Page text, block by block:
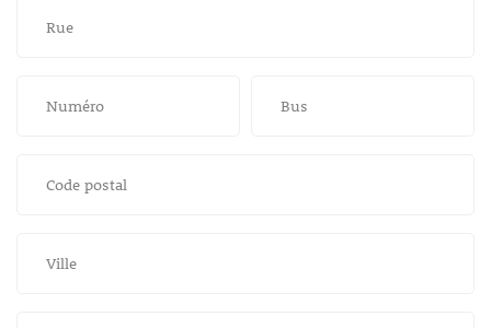
Rue
Numéro Bus
Code postal
Ville